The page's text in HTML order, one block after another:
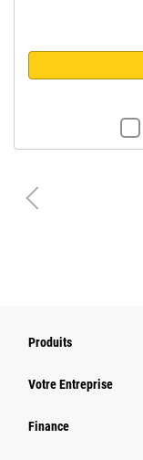
Produits
Votre Entreprise
Finance